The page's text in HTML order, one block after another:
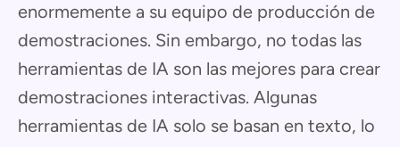
enormemente a su equipo de producción de
demostraciones. Sin embargo, no todas las
herramientas de IA son las mejores para crear
demostraciones interactivas. Algunas
herramientas de IA solo se basan en texto, lo